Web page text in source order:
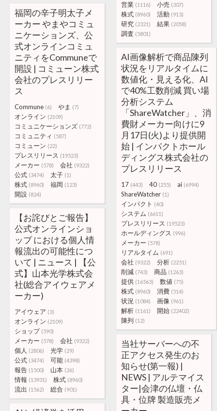
営業 (1116) 小売 (307)
株式 (8960) 活動 (913)
研究 (2321) 結果 (2058)
調査 (5801)
福岡の辛子明太子メ
ーカー やまやコミュ
ニケーションズ、公
式オンラインコミュ
ニティをCommuneで
開設 | コミューン株式
会社のプレスリリー
ス
Commune (6) やま (7)
オンライン (2109)
コミュニケーションズ (772)
コミュニティ (587)
コミューン (22)
プレスリリース (19523)
メーカー (578) 会社 (9322)
公式 (3474) 太子 (1)
株式 (8960) 福岡 (123)
開設 (824)
AI画像解析で商品陳列
状況をリアルタイムに
数値化・見える化、AI
で40%工数削減 買い場
分析システム
「ShareWatcher」、消
費財メーカー向けに9
月17日(火)より提供開
始 | インパクトホール
ディングス株式会社の
プレスリリース
17 (443) 40 (255) ai (6994)
ShareWatcher (1)
インパクト (40)
システム (6611)
プレスリリース (19523)
ホールディングス (996)
メーカー (578)
リアルタイム (691)
会社 (9322) 分析 (2251)
削減 (743) 商品 (1263)
提供 (16563) 数値 (75)
株式 (8960) 消費 (514)
状況 (1084) 画像 (961)
解析 (1161) 開始 (22402)
陳列 (12)
【お詫びとご報告】
公式オンラインショ
ップ における個人情
報流出の可能性につ
いて | ニュース | 【公
式】山本光学株式会
社(総合アイウェアメ
ーカー)
アイウェア (3)
オンライン (2109)
ショップ (590)
メーカー (578) 会社 (9322)
個人 (2806) 光学 (29)
公式 (3474) 可能 (4398)
報告 (1500) 山本 (26)
情報 (13931) 株式 (8960)
流出 (1562) 総合 (901)
当社サーバーへの不
正アクセス発生のお
知らせ(第一報) |
NEWS | アルテマイス
ター|会津の仏壇・仏
具・位牌 製造販売メ